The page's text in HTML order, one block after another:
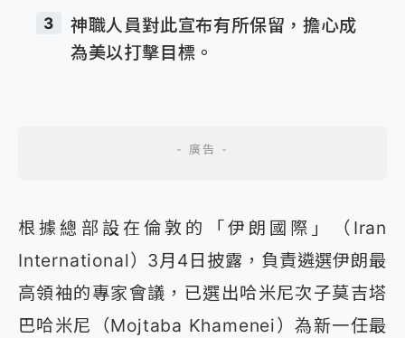
3
神職人員對此宣布有所保留，擔心成
為美以打擊目標。
根據總部設在倫敦的「伊朗國際」（Iran
International）3月4日披露，負責遴選伊朗最
高領袖的專家會議，已選出哈米尼次子莫吉塔
巴哈米尼（Mojtaba Khamenei）為新一任最